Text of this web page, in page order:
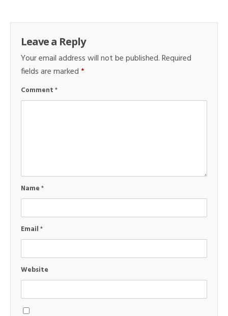
Leave a Reply
Your email address will not be published.Required
fields are marked*
Comment*
Name*
Email*
Website